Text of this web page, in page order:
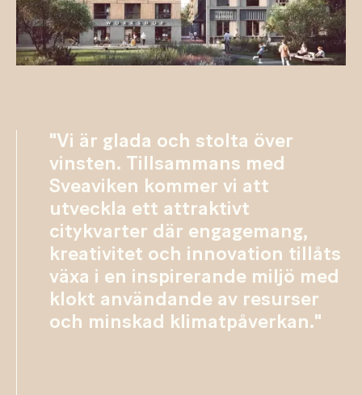
"Vi är glada och stolta över
vinsten. Tillsammans med
Sveaviken kommer vi att
utveckla ett attraktivt
citykvarter där engagemang,
kreativitet och innovation tillåts
växa i en inspirerande miljö med
klokt användande av resurser
och minskad klimatpåverkan."